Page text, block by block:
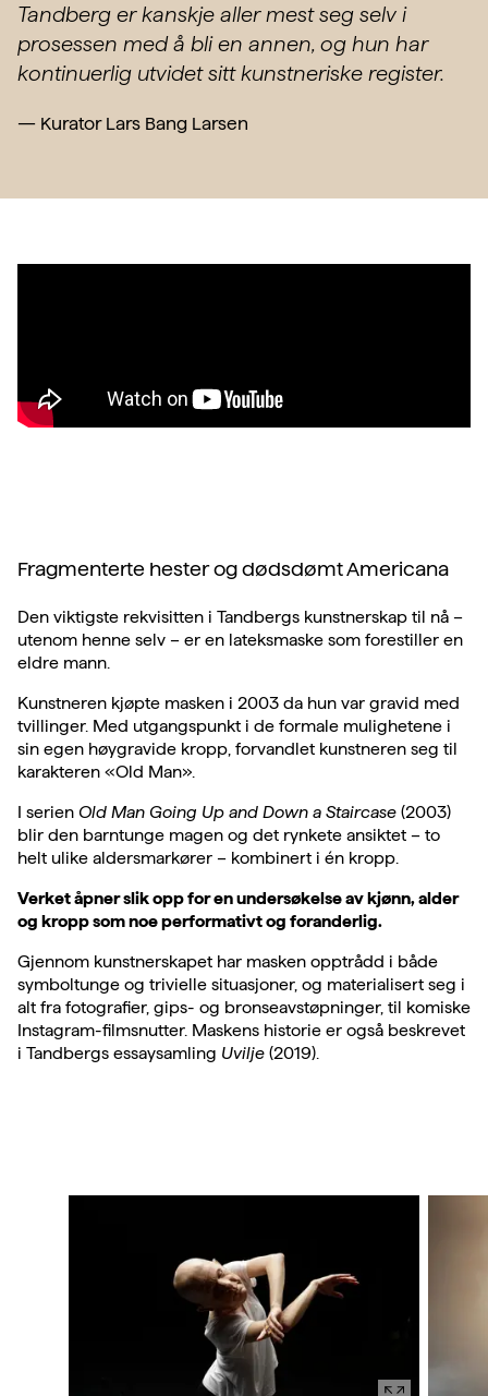
Tandberg er kanskje aller mest seg selv i
prosessen med å bli en annen, og hun har
kontinuerlig utvidet sitt kunstneriske register.
— Kurator Lars Bang Larsen
Fragmenterte hester og dødsdømt Americana
Den viktigste rekvisitten i Tandbergs kunstnerskap til nå –
utenom henne selv – er en lateksmaske som forestiller en
eldre mann.
Kunstneren kjøpte masken i 2003 da hun var gravid med
tvillinger. Med utgangspunkt i de formale mulighetene i
sin egen høygravide kropp, forvandlet kunstneren seg til
karakteren «Old Man».
I serien Old Man Going Up and Down a Staircase (2003)
blir den barntunge magen og det rynkete ansiktet – to
helt ulike aldersmarkører – kombinert i én kropp.
Verket åpner slik opp for en undersøkelse av kjønn, alder
og kropp som noe performativt og foranderlig.
Gjennom kunstnerskapet har masken opptrådd i både
symboltunge og trivielle situasjoner, og materialisert seg i
alt fra fotografier, gips- og bronseavstøpninger, til komiske
Instagram-filmsnutter. Maskens historie er også beskrevet
i Tandbergs essaysamling Uvilje (2019).